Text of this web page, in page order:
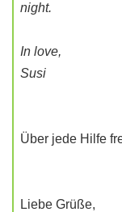
night.
In love,
Susi
Über jede Hilfe
Liebe Grüße,